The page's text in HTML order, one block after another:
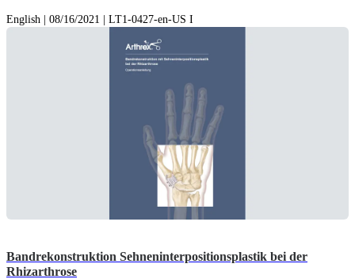
English | 08/16/2021 | LT1-0427-en-US I
Bandrekonstruktion Sehneninterpositionsplastik bei der
Rhizarthrose